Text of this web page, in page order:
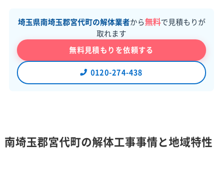
埼玉県南埼玉郡宮代町の解体業者から無料で見積もりが
取れます
無料見積もりを依頼する
0120-274-438
南埼玉郡宮代町の解体工事事情と地域特性